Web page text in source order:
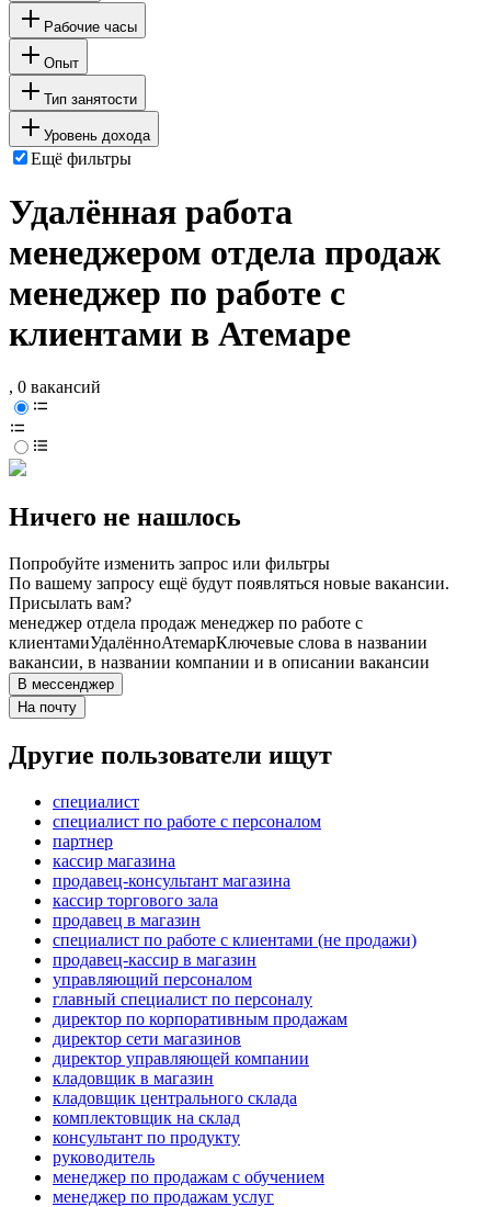
Рабочие часы
Опыт
Тип занятости
Уровень дохода
Ещё фильтры
Удалённая работа
менеджером отдела продаж
менеджер по работе с
клиентами в Атемаре
, 0 вакансий
Ничего не нашлось
Попробуйте изменить запрос или фильтры
По вашему запросу ещё будут появляться новые вакансии.
Присылать вам?
менеджер отдела продаж менеджер по работе с
клиентамиУдалённоАтемарКлючевые слова в названии
вакансии, в названии компании и в описании вакансии
В мессенджер
На почту
Другие пользователи ищут
специалист
специалист по работе с персоналом
партнер
кассир магазина
продавец-консультант магазина
кассир торгового зала
продавец в магазин
специалист по работе с клиентами (не продажи)
продавец-кассир в магазин
управляющий персоналом
главный специалист по персоналу
директор по корпоративным продажам
директор сети магазинов
директор управляющей компании
кладовщик в магазин
кладовщик центрального склада
комплектовщик на склад
консультант по продукту
руководитель
менеджер по продажам с обучением
менеджер по продажам услуг